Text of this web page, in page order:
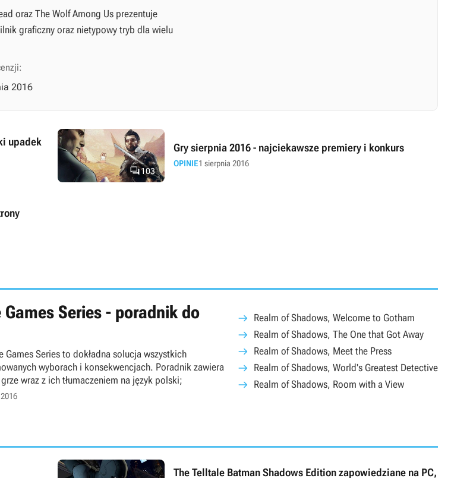
oraz The Wolf Among Us prezentuje
graficzny oraz nietypowy tryb dla wielu
2016
upadek
103
Gry sierpnia 2016 - najciekawsze premiery i konkurs
OPINIE1 sierpnia 2016
Series - poradnik do
Series to dokładna solucja wszystkich
wyborach i konsekwencjach. Poradnik zawiera
wraz z ich tłumaczeniem na język polski;
Realm of Shadows, Welcome to Gotham
Realm of Shadows, The One that Got Away
Realm of Shadows, Meet the Press
Realm of Shadows, World's Greatest Detective
Realm of Shadows, Room with a View
The Telltale Batman Shadows Edition zapowiedziane na PC,